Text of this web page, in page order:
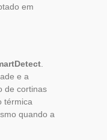
em
e a
de cortinas
térmica
quando a